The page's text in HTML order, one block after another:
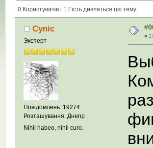
0 Користувачів і 1 Гість дивляться цю тему.
Cynic
Эксперт
Повідомлень: 19274
Розташування: Днепр
Nihil habeo, nihil curo.
« :